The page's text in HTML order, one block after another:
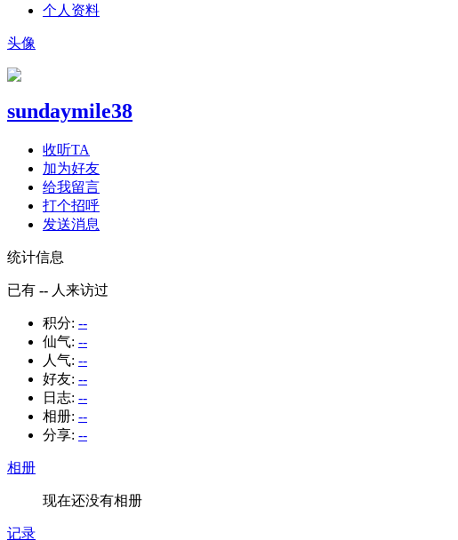
个人资料
头像
sundaymile38
收听TA
加为好友
给我留言
打个招呼
发送消息
统计信息
已有 -- 人来访过
积分: --
仙气: --
人气: --
好友: --
日志: --
相册: --
分享: --
相册
现在还没有相册
记录